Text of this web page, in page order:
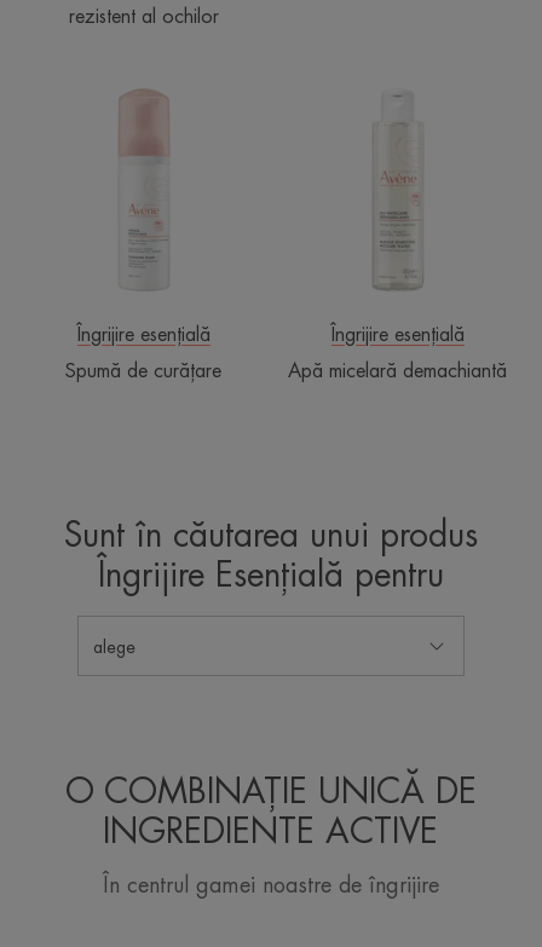
rezistent al ochilor
Îngrijire esențială
Spumă de curățare
Îngrijire esențială
Apă micelară demachiantă
Sunt în căutarea unui produs
Îngrijire Esențială pentru
alege
O COMBINAȚIE UNICĂ DE
INGREDIENTE ACTIVE
În centrul gamei noastre de îngrijire